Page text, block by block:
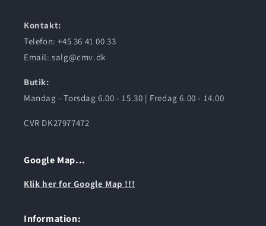
Kontakt:
Telefon: +45 36 41 00 33
Email: salg@cmv.dk
Butik:
Mandag - Torsdag 6.00 - 15.30 | Fredag 6.00 - 14.00
CVR DK27977472
Google Map...
Klik her for Google Map !!!
Information: